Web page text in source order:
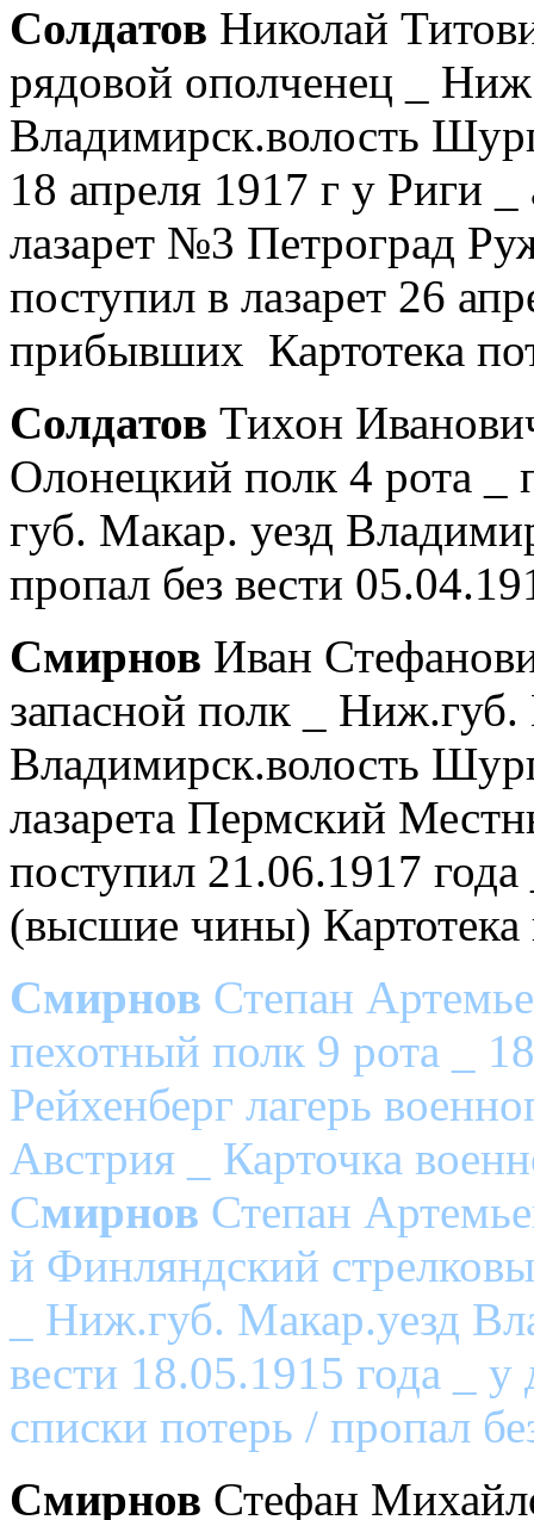
Солдатов Николай
рядовой ополченец _
Владимирск.волость
18 апреля 1917 г у Риги _
лазарет №3 Петроград
поступил в лазарет 26
прибывших Картотека
Солдатов Тихон
Олонецкий полк 4 рота _
губ. Макар. уезд
пропал без вести
Смирнов Иван
запасной полк _ Ниж.губ.
Владимирск.волость
лазарета Пермский
поступил 21.06.1917
(высшие чины) Картотека
Смирнов Степан
пехотный полк 9 рота _
Рейхенберг лагерь
Австрия _ Карточка
Смирнов Степан
й Финляндский
_ Ниж.губ. Макар.уезд
вести 18.05.1915 года _
списки потерь / пропал
Смирнов Стефан